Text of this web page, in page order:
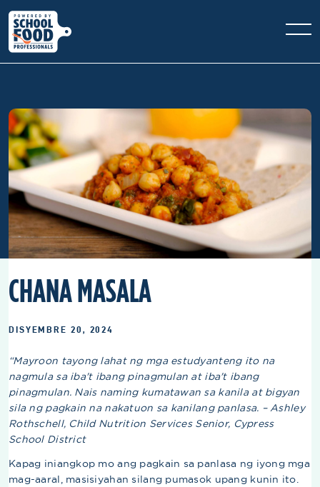
CHANA MASALA
DISYEMBRE 20, 2024
“Mayroon tayong lahat ng mga estudyanteng ito na
nagmula sa iba't ibang pinagmulan at iba't ibang
pinagmulan. Nais naming kumatawan sa kanila at bigyan
sila ng pagkain na nakatuon sa kanilang panlasa. – Ashley
Rothschell, Child Nutrition Services Senior, Cypress
School District
Kapag iniangkop mo ang pagkain sa panlasa ng iyong mga
mag-aaral, masisiyahan silang pumasok upang kunin ito.